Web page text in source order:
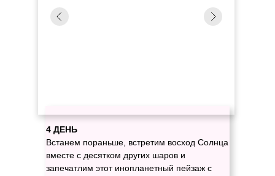
4 ДЕНЬ
Встанем пораньше, встретим восход Солнца
вместе с десятком других шаров и
запечатлим этот инопланетный пейзаж с